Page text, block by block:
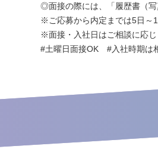
◎面接の際には、「履歴書（写
※ご応募から内定までは5日～1
※面接・入社日はご相談に応じ
#土曜日面接OK #入社時期は